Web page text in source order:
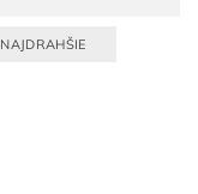
NAJDRAHŠIE